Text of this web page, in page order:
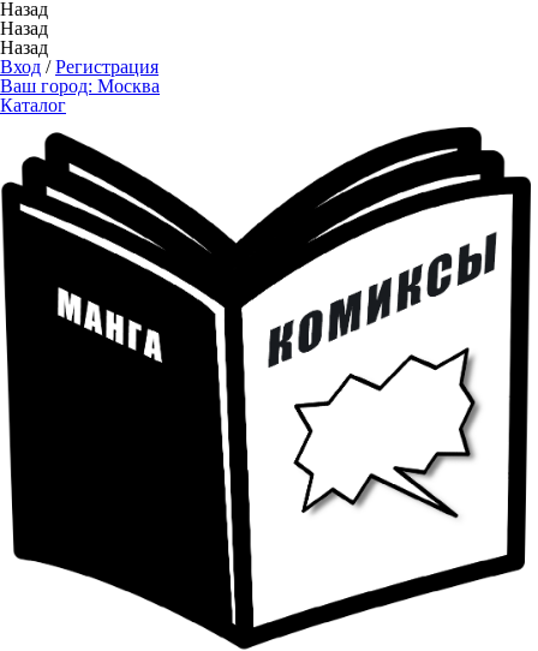
Назад
Назад
Назад
Вход /Регистрация
Ваш город: Москва
Каталог